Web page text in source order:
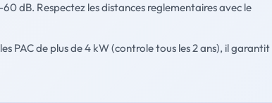
dB. Respectez les distances reglementaires avec le
PAC de plus de 4 kW (controle tous les 2 ans), il garantit